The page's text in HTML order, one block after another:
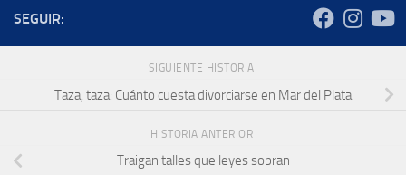
SEGUIR:
SIGUIENTE HISTORIA
Taza, taza: Cuánto cuesta divorciarse en Mar del Plata
HISTORIA ANTERIOR
Traigan talles que leyes sobran